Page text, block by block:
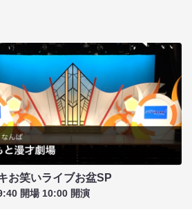
お笑いライブお盆SP
開場 10:00 開演